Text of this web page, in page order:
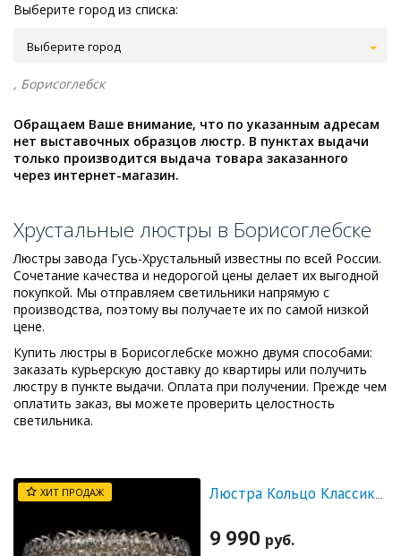
Выберите город из списка:
Выберите город
, Борисоглебск
Обращаем Ваше внимание, что по указанным адресам
нет выставочных образцов люстр. В пунктах выдачи
только производится выдача товара заказанного
через интернет-магазин.
Хрустальные люстры в Борисоглебске
Люстры завода Гусь-Хрустальный известны по всей России.
Сочетание качества и недорогой цены делает их выгодной
покупкой. Мы отправляем светильники напрямую с
производства, поэтому вы получаете их по самой низкой
цене.
Купить люстры в Борисоглебске можно двумя способами:
заказать курьерскую доставку до квартиры или получить
люстру в пункте выдачи. Оплата при получении. Прежде чем
оплатить заказ, вы можете проверить целостность
светильника.
ХИТ ПРОДАЖ Люстра Кольцо Классика Пластинка
9 990 руб.